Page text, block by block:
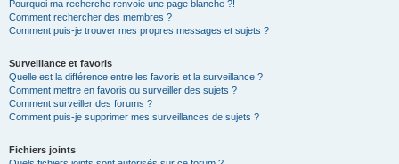
Pourquoi ma recherche renvoie une page blanche ?!
Comment rechercher des membres ?
Comment puis-je trouver mes propres messages et sujets ?
Surveillance et favoris
Quelle est la différence entre les favoris et la surveillance ?
Comment mettre en favoris ou surveiller des sujets ?
Comment surveiller des forums ?
Comment puis-je supprimer mes surveillances de sujets ?
Fichiers joints